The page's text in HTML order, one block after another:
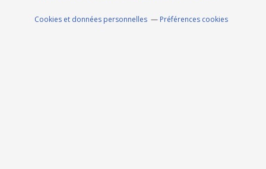
Cookies et données personnelles Préférences cookies